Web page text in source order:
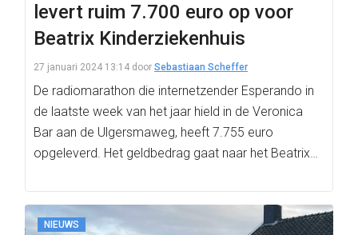
levert ruim 7.700 euro op voor
Beatrix Kinderziekenhuis
27 januari 2024 13:14 door Sebastiaan Scheffer
De radiomarathon die internetzender Esperando in
de laatste week van het jaar hield in de Veronica
Bar aan de Ulgersmaweg, heeft 7.755 euro
opgeleverd. Het geldbedrag gaat naar het Beatrix…
NIEUWS